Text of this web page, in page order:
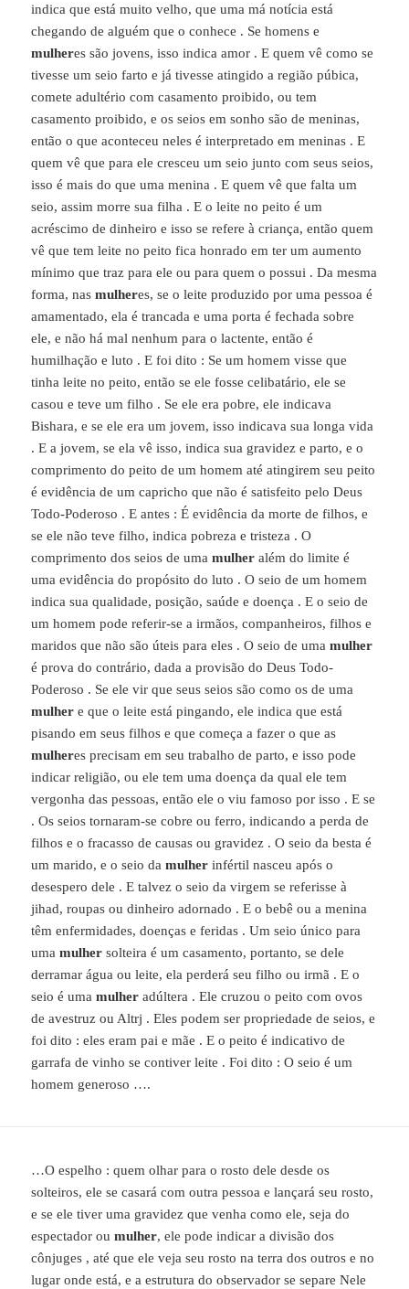
indica que está muito velho, que uma má notícia está
chegando de alguém que o conhece . Se homens e
mulheres são jovens, isso indica amor . E quem vê como se
tivesse um seio farto e já tivesse atingido a região púbica,
comete adultério com casamento proibido, ou tem
casamento proibido, e os seios em sonho são de meninas,
então o que aconteceu neles é interpretado em meninas . E
quem vê que para ele cresceu um seio junto com seus seios,
isso é mais do que uma menina . E quem vê que falta um
seio, assim morre sua filha . E o leite no peito é um
acréscimo de dinheiro e isso se refere à criança, então quem
vê que tem leite no peito fica honrado em ter um aumento
mínimo que traz para ele ou para quem o possui . Da mesma
forma, nasmulheres, se o leite produzido por uma pessoa é
amamentado, ela é trancada e uma porta é fechada sobre
ele, e não há mal nenhum para o lactente, então é
humilhação e luto . E foi dito : Se um homem visse que
tinha leite no peito, então se ele fosse celibatário, ele se
casou e teve um filho . Se ele era pobre, ele indicava
Bishara, e se ele era um jovem, isso indicava sua longa vida
. E a jovem, se ela vê isso, indica sua gravidez e parto, e o
comprimento do peito de um homem até atingirem seu peito
é evidência de um capricho que não é satisfeito pelo Deus
Todo-Poderoso . E antes : É evidência da morte de filhos, e
se ele não teve filho, indica pobreza e tristeza . O
comprimento dos seios de umamulher além do limite é
uma evidência do propósito do luto . O seio de um homem
indica sua qualidade, posição, saúde e doença . E o seio de
um homem pode referir-se a irmãos, companheiros, filhos e
maridos que não são úteis para eles . O seio de umamulher
é prova do contrário, dada a provisão do Deus Todo-
Poderoso . Se ele vir que seus seios são como os de uma
mulher e que o leite está pingando, ele indica que está
pisando em seus filhos e que começa a fazer o que as
mulheres precisam em seu trabalho de parto, e isso pode
indicar religião, ou ele tem uma doença da qual ele tem
vergonha das pessoas, então ele o viu famoso por isso . E se
. Os seios tornaram-se cobre ou ferro, indicando a perda de
filhos e o fracasso de causas ou gravidez . O seio da besta é
um marido, e o seio damulher infértil nasceu após o
desespero dele . E talvez o seio da virgem se referisse à
jihad, roupas ou dinheiro adornado . E o bebê ou a menina
têm enfermidades, doenças e feridas . Um seio único para
umamulher solteira é um casamento, portanto, se dele
derramar água ou leite, ela perderá seu filho ou irmã . E o
seio é umamulher adúltera . Ele cruzou o peito com ovos
de avestruz ou Altrj . Eles podem ser propriedade de seios, e
foi dito : eles eram pai e mãe . E o peito é indicativo de
garrafa de vinho se contiver leite . Foi dito : O seio é um
homem generoso ….
…O espelho : quem olhar para o rosto dele desde os
solteiros, ele se casará com outra pessoa e lançará seu rosto,
e se ele tiver uma gravidez que venha como ele, seja do
espectador oumulher, ele pode indicar a divisão dos
cônjuges , até que ele veja seu rosto na terra dos outros e no
lugar onde está, e a estrutura do observador se separe Nele